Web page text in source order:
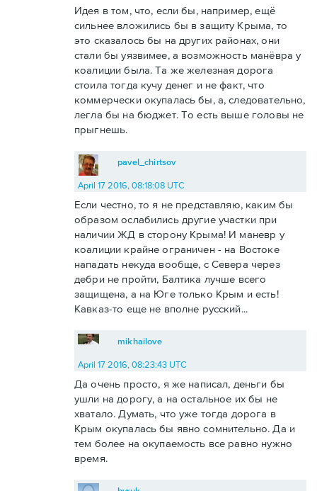
Идея в том, что, если бы, например, ещё
сильнее вложились бы в защиту Крыма, то
это сказалось бы на других районах, они
стали бы уязвимее, а возможность манёвра у
коалиции была. Та же железная дорога
стоила тогда кучу денег и не факт, что
коммерчески окупалась бы, а, следовательно,
легла бы на бюджет. То есть выше головы не
прыгнешь.
pavel_chirtsov
April 17 2016, 08:18:08 UTC
Если честно, то я не представляю, каким бы
образом ослабились другие участки при
наличии ЖД в сторону Крыма! И маневр у
коалиции крайне ограничен - на Востоке
нападать некуда вообще, с Севера через
дебри не пройти, Балтика лучше всего
защищена, а на Юге только Крым и есть!
Кавказ-то еще не вполне русский...
mikhailove
April 17 2016, 08:23:43 UTC
Да очень просто, я же написал, деньги бы
ушли на дорогу, а на остальное их бы не
хватало. Думать, что уже тогда дорога в
Крым окупалась бы явно сомнительно. Да и
тем более на окупаемость все равно нужно
время.